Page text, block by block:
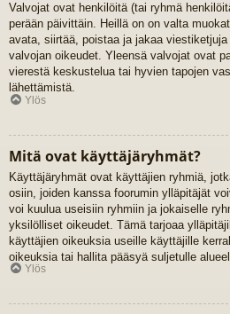
Valvojat ovat henkilöitä (tai ryhmä
perään päivittäin. Heillä on on valta
avata, siirtää, poistaa ja jakaa
valvojan oikeudet. Yleensä valvojat ovat
vierestä keskustelua tai hyvien tapojen
lähettämistä.
Ylös
Mitä ovat käyttäjäryhmät?
Käyttäjäryhmät ovat käyttäjien ryhmiä,
osiin, joiden kanssa foorumin ylläpitäjät
voi kuulua useisiin ryhmiin ja jokaiselle
yksilölliset oikeudet. Tämä tarjoaa
käyttäjien oikeuksia useille käyttäjille
oikeuksia tai hallita pääsyä suljetulle
Ylös